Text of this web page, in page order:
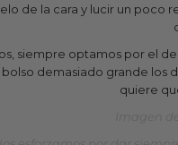
de la cara y lucir un poco
siempre optamos por el
demasiado grande los
quiere